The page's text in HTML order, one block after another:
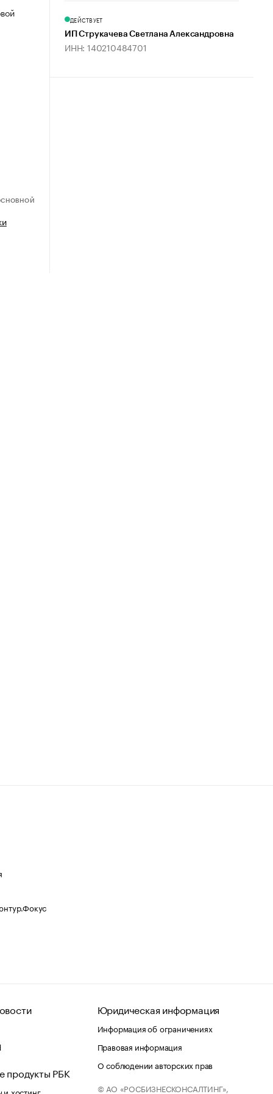
ДЕЙСТВУЕТ
ИП Струкачева Светлана Александровна
ИНН: 140210484701
продукты РБК
хостинг
Юридическая информация
Информация об ограничениях
Правовая информация
О соблюдении авторских прав
© АО «РОСБИЗНЕСКОНСАЛТИНГ»,